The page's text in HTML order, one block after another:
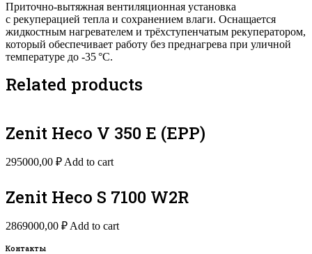
Приточно-вытяжная вентиляционная установка
с рекуперацией тепла и сохранением влаги. Оснащается
жидкостным нагревателем и трёхступенчатым рекуператором,
который обеспечивает работу без преднагрева при уличной
температуре до -35 °C.
Related products
Zenit Heco V 350 E (EPP)
295000,00 ₽ Add to cart
Zenit Heco S 7100 W2R
2869000,00 ₽ Add to cart
Контакты